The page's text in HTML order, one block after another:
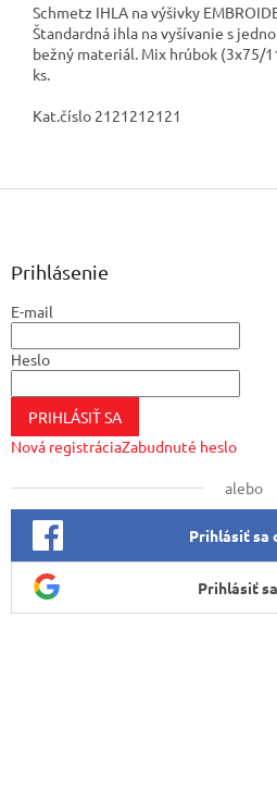
Schmetz IHLA na výšivky
Štandardná ihla na vyšívanie s
bežný materiál. Mix hrúbok (3x75/
ks.
Kat.číslo 2121212121
Z
Prihlásenie
E-mail
Heslo
PRIHLÁSIŤ SA
Nová registráciaZabudnuté heslo
alebo
Prihlásiť sa
Prihlásiť